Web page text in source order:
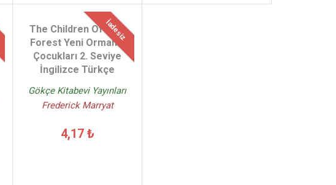
İadesiz
The Children Of New
Forest Yeni Ormanın
Çocukları 2. Seviye
İngilizce Türkçe
Gökçe Kitabevi Yayınları
Frederick Marryat
4,17 ₺